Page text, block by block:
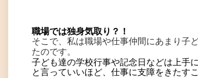
職場では独身気取り？！
そこで、私は職場や仕事仲間にあまり子
たのです。
子ども達の学校行事や記念日などは上手
と言っていいほど、仕事に支障をきたす